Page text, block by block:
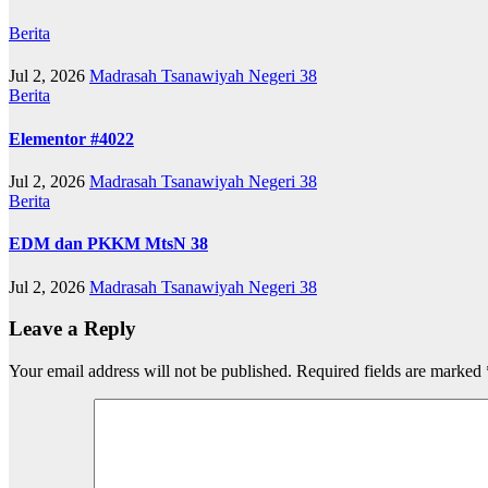
Berita
Jul 2, 2026 Madrasah Tsanawiyah Negeri 38
Berita
Elementor #4022
Jul 2, 2026 Madrasah Tsanawiyah Negeri 38
Berita
EDM dan PKKM MtsN 38
Jul 2, 2026 Madrasah Tsanawiyah Negeri 38
Leave a Reply
Your email address will not be published. Required fields are marked